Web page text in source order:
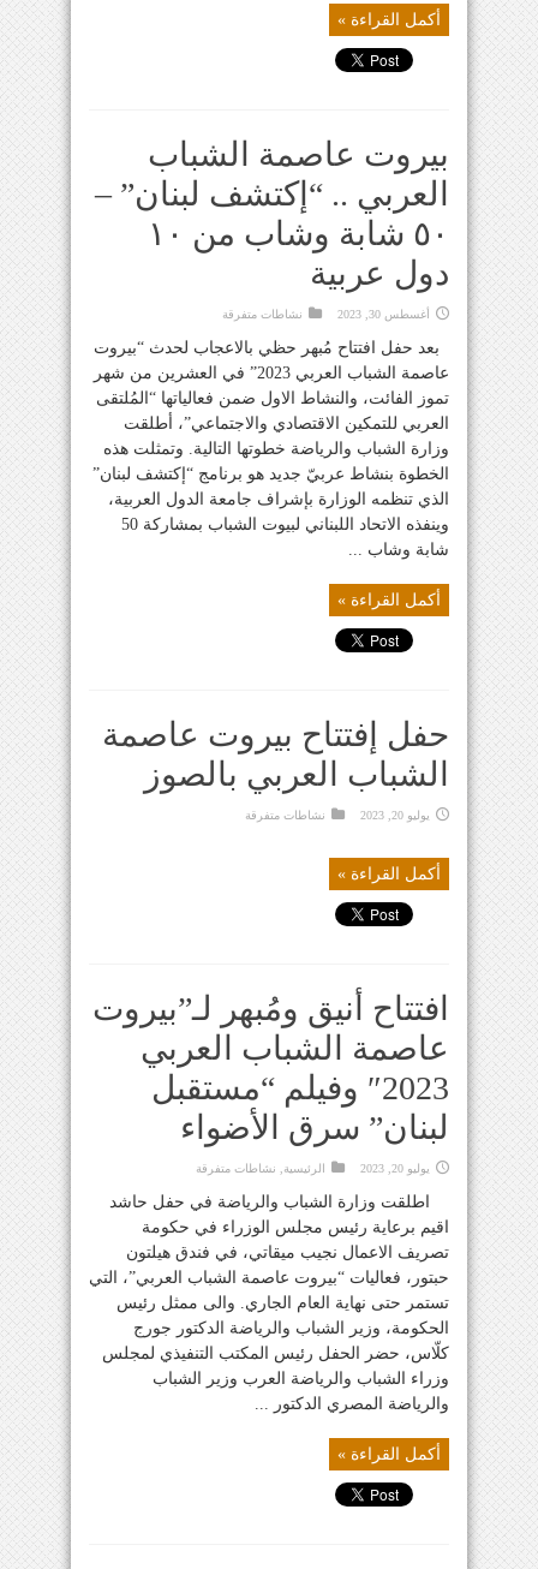
أكمل القراءة »
بيروت عاصمة الشباب
العربي .. “إكتشف لبنان” –
٥٠ شابة وشاب من ١٠
دول عربية
أغسطس 30, 2023 نشاطات متفرقة
بعد حفل افتتاح مُبهر حظي بالاعجاب لحدث “بيروت
عاصمة الشباب العربي 2023” في العشرين من شهر
تموز الفائت، والنشاط الاول ضمن فعالياتها “المُلتقى
العربي للتمكين الاقتصادي والاجتماعي”، أطلقت
وزارة الشباب والرياضة خطوتها التالية. وتمثلت هذه
الخطوة بنشاط عربيّ جديد هو برنامج “إكتشف لبنان”
الذي تنظمه الوزارة بإشراف جامعة الدول العربية،
وينفذه الاتحاد اللبناني لبيوت الشباب بمشاركة 50
شابة وشاب ...
أكمل القراءة »
حفل إفتتاح بيروت عاصمة
الشباب العربي بالصوز
يوليو 20, 2023 نشاطات متفرقة
أكمل القراءة »
افتتاح أنيق ومُبهر لـ”بيروت
عاصمة الشباب العربي
2023″ وفيلم “مستقبل
لبنان” سرق الأضواء
يوليو 20, 2023 الرئيسية نشاطات متفرقة
اطلقت وزارة الشباب والرياضة في حفل حاشد
اقيم برعاية رئيس مجلس الوزراء في حكومة
تصريف الاعمال نجيب ميقاتي، في فندق هيلتون
حبتور، فعاليات “بيروت عاصمة الشباب العربي”، التي
تستمر حتى نهاية العام الجاري. والى ممثل رئيس
الحكومة، وزير الشباب والرياضة الدكتور جورج
كلّاس، حضر الحفل رئيس المكتب التنفيذي لمجلس
وزراء الشباب والرياضة العرب وزير الشباب
والرياضة المصري الدكتور ...
أكمل القراءة »